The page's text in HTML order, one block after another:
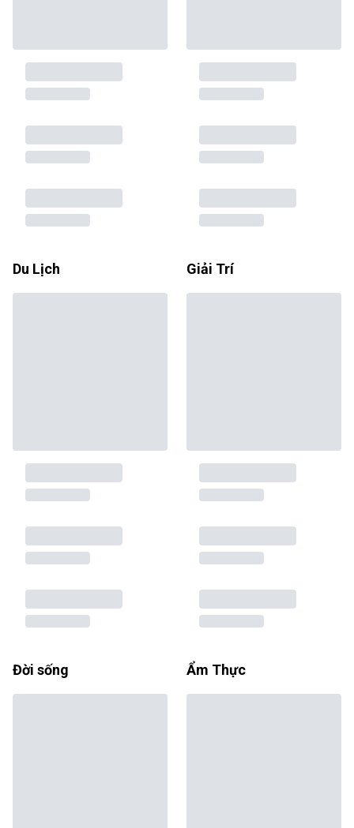
Du Lịch Giải Trí
Đời sống Ẩm Thực